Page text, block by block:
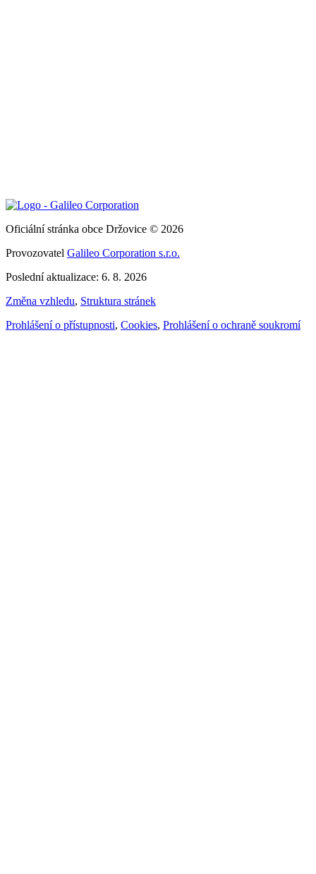
Oficiální stránka obce Držovice © 2026
Provozovatel Galileo Corporation s.r.o.
Poslední aktualizace: 6. 8. 2026
Změna vzhledu, Struktura stránek
Prohlášení o přístupnosti, Cookies, Prohlášení o ochraně soukromí